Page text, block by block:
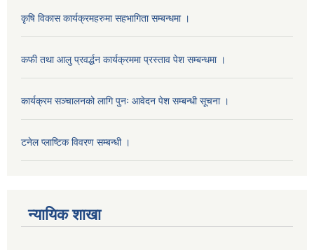
कृषि विकास कार्यक्रमहरुमा सहभागिता सम्बन्धमा ।
कफी तथा आलु प्रवर्द्धन कार्यक्रममा प्रस्ताव पेश सम्बन्धमा ।
कार्यक्रम सञ्चालनको लागि पुनः आवेदन पेश सम्बन्धी सूचना ।
टनेल प्लाष्टिक विवरण सम्बन्धी ।
न्यायिक शाखा